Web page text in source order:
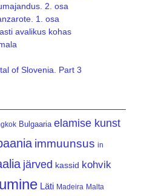
2. osa
1. osa
avalikus kohas
of Slovenia. Part 3
Bulgaaria elamise kunst
immuunsus in
järved kassid kohvik
Läti Madeira Malta